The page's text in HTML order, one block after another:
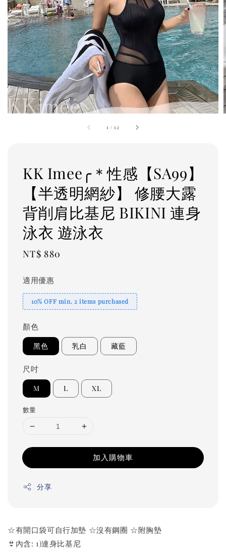
1 /12
KK Imee╭＊性感【SA99】
【半透明網紗】 修腰大露
背削肩比基尼 BIKINI 連身
泳衣 遊泳衣
Regular
NT$ 880
適用優惠
10% OFF min. 2 items purchased
顏色
黑色 乳白 藏藍
尺吋
M L XL
數量
加入購物車
分享
☆有開口袋可自行加墊 ☆沒有鋼圈 ☆附胸墊
👙內含: 1)連身比基尼